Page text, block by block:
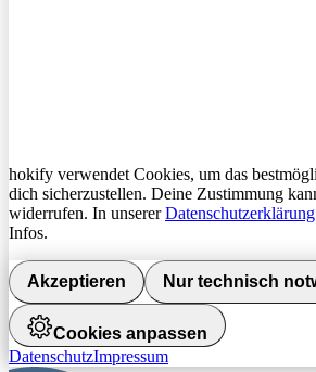
hokify verwendet Cookies, um das
dich sicherzustellen. Deine Zustimmung
widerrufen. In unsererDatenschutzerklärung
Infos.
Akzeptieren Nur technisch
Cookies anpassen
DatenschutzImpressum